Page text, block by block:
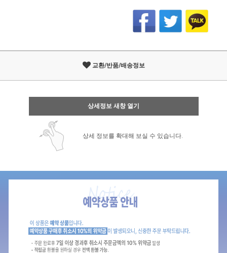
교환/반품/배송정보
상세정보 새창 열기
상세 정보를 확대해 보실 수 있습니다.